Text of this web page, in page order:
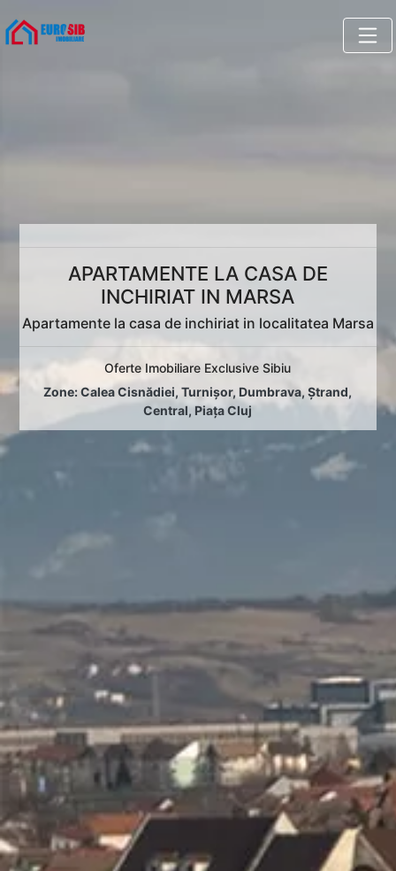
APARTAMENTE LA CASA DE
INCHIRIAT IN MARSA
Apartamente la casa de inchiriat in localitatea Marsa
Oferte Imobiliare Exclusive Sibiu
Zone:Calea Cisnădiei,Turnișor, Dumbrava,Ștrand,
Central,Piața Cluj